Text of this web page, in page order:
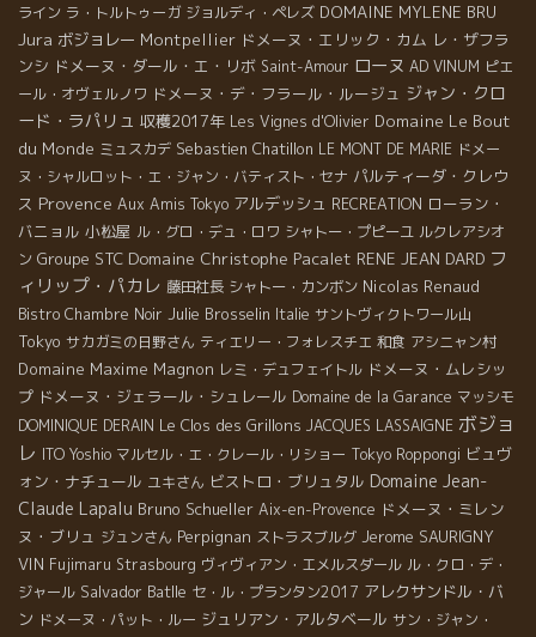
ライン ラ・トルトゥーガ ジョルディ・ペレズ DOMAINE MYLENE BRU
Jura ボジョレー Montpellier ドメーヌ・エリック・カム レ・ザフラ
ンシ ドメーヌ・ダール・エ・リボ Saint-Amour ローヌ AD VINUM ピエ
ール・オヴェルノワ ドメーヌ・デ・フラール・ルージュ ジャン・クロ
ード・ラパリュ 収穫2017年 Les Vignes d'Olivier Domaine Le Bout
du Monde ミュスカデ Sebastien Chatillon LE MONT DE MARIE ドメー
ヌ・シャルロット・エ・ジャン・バティスト・セナ パルティーダ・クレウ
ス Provence Aux Amis Tokyo アルデッシュ RECREATION ローラン・
バニョル 小松屋 ル・グロ・デュ・ロワ シャトー・プピーユ ルクレアシオ
ン Groupe STC Domaine Christophe Pacalet RENE JEAN DARD フ
ィリップ・パカレ 藤田社長 シャトー・カンボン Nicolas Renaud
Bistro Chambre Noir Julie Brosselin Italie サントヴィクトワール山
Tokyo サカガミの日野さん ティエリー・フォレスチエ 和食 アシニャン村
Domaine Maxime Magnon レミ・デュフェイトル ドメーヌ・ムレシッ
プ ドメーヌ・ジェラール・シュレール Domaine de la Garance マッシモ
DOMINIQUE DERAIN Le Clos des Grillons JACQUES LASSAIGNE ボジョ
レ ITO Yoshio マルセル・エ・クレール・リショー Tokyo Roppongi ビュヴ
ォン・ナチュール ユキさん ビストロ・ブリュタル Domaine Jean-
Claude Lapalu Bruno Schueller Aix-en-Provence ドメーヌ・ミレン
ヌ・ブリュ ジュンさん Perpignan ストラスブルグ Jerome SAURIGNY
VIN Fujimaru Strasbourg ヴィヴィアン・エメルスダール ル・クロ・デ・
ジャール Salvador Batlle セ・ル・プランタン2017 アレクサンドル・バ
ン ドメーヌ・パット・ルー ジュリアン・アルタベール サン・ジャン・